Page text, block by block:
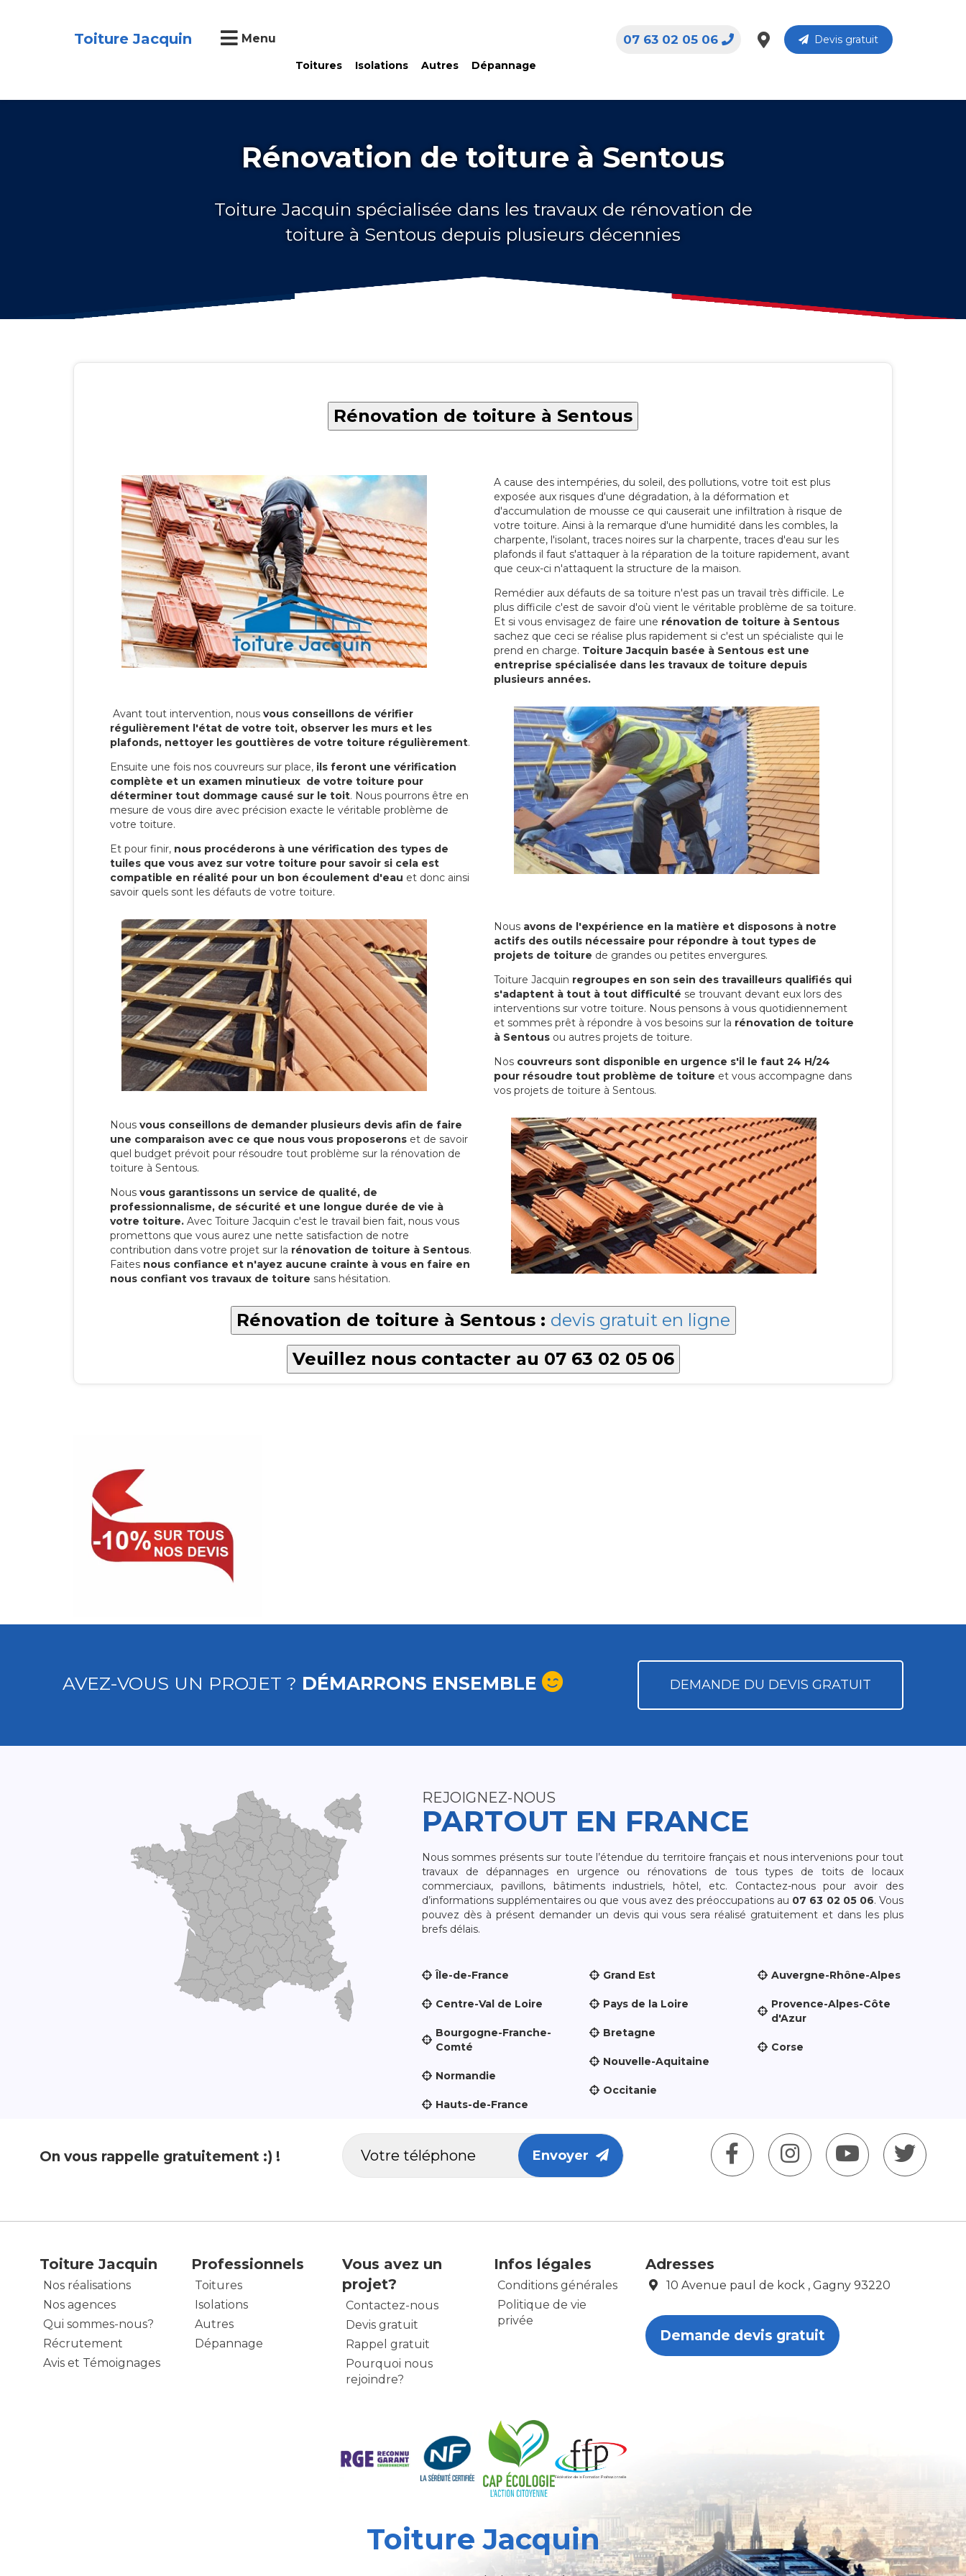
Toiture Jacquin Menu
Toitures Isolations Autres Dépannage
Devis gratuit
07 63 02 05 06
Rénovation de toiture à Sentous
Toiture Jacquin spécialisée dans les travaux de rénovation de
toiture à Sentous depuis plusieurs décennies
Rénovation de toiture à Sentous
A cause des intempéries, du soleil, des pollutions, votre toit est plus
exposée aux risques d'une dégradation, à la déformation et
d'accumulation de mousse ce qui causerait une infiltration à risque de
votre toiture. Ainsi à la remarque d'une humidité dans les combles, la
charpente, l'isolant, traces noires sur la charpente, traces d'eau sur les
plafonds il faut s'attaquer à la réparation de la toiture rapidement, avant
que ceux-ci n'attaquent la structure de la maison.
Remédier aux défauts de sa toiture n'est pas un travail très difficile. Le
plus difficile c'est de savoir d'où vient le véritable problème de sa toiture.
Et si vous envisagez de faire une rénovation de toiture à Sentous
sachez que ceci se réalise plus rapidement si c'est un spécialiste qui le
prend en charge. Toiture Jacquin basée à Sentous est une
entreprise spécialisée dans les travaux de toiture depuis
plusieurs années.
Avant tout intervention, nous vous conseillons de vérifier
régulièrement l'état de votre toit, observer les murs et les
plafonds, nettoyer les gouttières de votre toiture régulièrement.
Ensuite une fois nos couvreurs sur place, ils feront une vérification
complète et un examen minutieux de votre toiture pour
déterminer tout dommage causé sur le toit. Nous pourrons être en
mesure de vous dire avec précision exacte le véritable problème de
votre toiture.
Et pour finir, nous procéderons à une vérification des types de
tuiles que vous avez sur votre toiture pour savoir si cela est
compatible en réalité pour un bon écoulement d'eau et donc ainsi
savoir quels sont les défauts de votre toiture.
Nous avons de l'expérience en la matière et disposons à notre
actifs des outils nécessaire pour répondre à tout types de
projets de toiture de grandes ou petites envergures.
Toiture Jacquin regroupes en son sein des travailleurs qualifiés qui
s'adaptent à tout à tout difficulté se trouvant devant eux lors des
interventions sur votre toiture. Nous pensons à vous quotidiennement
et sommes prêt à répondre à vos besoins sur la rénovation de toiture
à Sentous ou autres projets de toiture.
Nos couvreurs sont disponible en urgence s'il le faut 24 H/24
pour résoudre tout problème de toiture et vous accompagne dans
vos projets de toiture à Sentous.
Nous vous conseillons de demander plusieurs devis afin de faire
une comparaison avec ce que nous vous proposerons et de savoir
quel budget prévoit pour résoudre tout problème sur la rénovation de
toiture à Sentous.
Nous vous garantissons un service de qualité, de
professionnalisme, de sécurité et une longue durée de vie à
votre toiture. Avec Toiture Jacquin c'est le travail bien fait, nous vous
promettons que vous aurez une nette satisfaction de notre
contribution dans votre projet sur la rénovation de toiture à Sentous.
Faites nous confiance et n'ayez aucune crainte à vous en faire en
nous confiant vos travaux de toiture sans hésitation.
Rénovation de toiture à Sentous : devis gratuit en ligne
Veuillez nous contacter au 07 63 02 05 06
AVEZ-VOUS UN PROJET ? DÉMARRONS ENSEMBLE DEMANDE DU DEVIS GRATUIT
REJOIGNEZ-NOUS
PARTOUT EN FRANCE
Nous sommes présents sur toute l’étendue du territoire français et nous intervenions pour tout
travaux de dépannages en urgence ou rénovations de tous types de toits de locaux
commerciaux, pavillons, bâtiments industriels, hôtel, etc. Contactez-nous pour avoir des
d’informations supplémentaires ou que vous avez des préoccupations au 07 63 02 05 06. Vous
pouvez dès à présent demander un devis qui vous sera réalisé gratuitement et dans les plus
brefs délais.
Île-de-France
Centre-Val de Loire
Bourgogne-Franche-
Comté
Normandie
Hauts-de-France
Grand Est
Pays de la Loire
Bretagne
Nouvelle-Aquitaine
Occitanie
Auvergne-Rhône-Alpes
Provence-Alpes-Côte
d'Azur
Corse
On vous rappelle gratuitement :) ! Envoyer
Toiture Jacquin
Nos réalisations
Nos agences
Qui sommes-nous?
Récrutement
Avis et Témoignages
Professionnels
Toitures
Isolations
Autres
Dépannage
Vous avez un
projet?
Contactez-nous
Devis gratuit
Rappel gratuit
Pourquoi nous
rejoindre?
Infos légales
Conditions générales
Politique de vie
privée
Adresses
10 Avenue paul de kock , Gagny 93220
Demande devis gratuit
Toiture Jacquin